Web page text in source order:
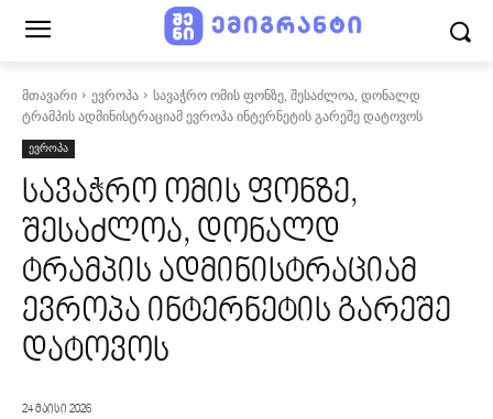
მთავარი ევროპა
სავაჭრო ომის ფონზე, შესაძლოა, დონალდ
ტრამპის ადმინისტრაციამ ევროპა ინტერნეტის გარეშე დატოვოს
ევროპა
სავაჭრო ომის ფონზე,
შესაძლოა, დონალდ
ტრამპის ადმინისტრაციამ
ევროპა ინტერნეტის გარეშე
დატოვოს
24 მაისი 2026